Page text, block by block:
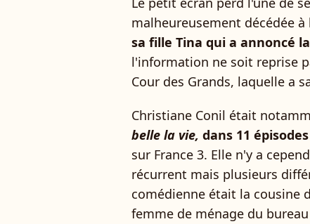
malheureusement décédée
sa fille Tina qui a annoncé
l'information ne soit reprise
Cour des Grands, laquelle a
Christiane Conil était
belle la vie, dans 11
sur France 3. Elle n'y a
récurrent mais plusieurs
comédienne était la cousine
femme de ménage du